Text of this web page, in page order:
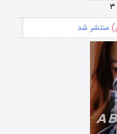
منتشر شد